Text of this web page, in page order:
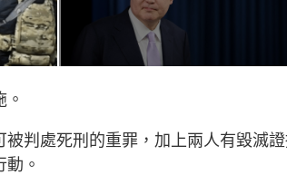
判處死刑的重罪，加上兩人有毀滅
。